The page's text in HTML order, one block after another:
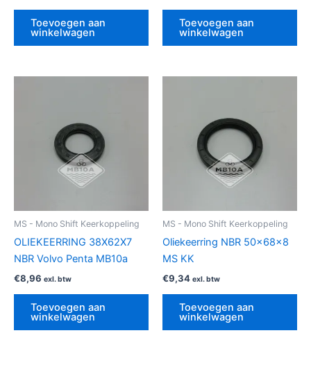
Toevoegen aan
winkelwagen
Toevoegen aan
winkelwagen
MS - Mono Shift Keerkoppeling
OLIEKEERRING 38X62X7
NBR Volvo Penta MB10a
€8,96 exl. btw
Toevoegen aan
winkelwagen
MS - Mono Shift Keerkoppeling
Oliekeerring NBR 50x68x8
MS KK
€9,34 exl. btw
Toevoegen aan
winkelwagen